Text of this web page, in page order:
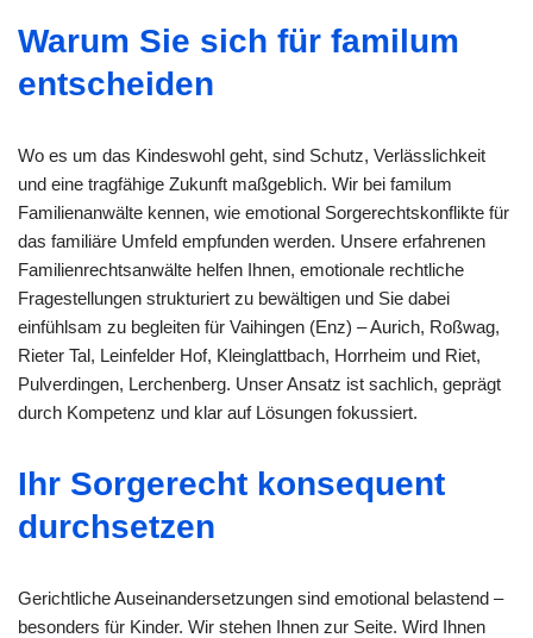
Warum Sie sich für familum
entscheiden
Wo es um das Kindeswohl geht, sind Schutz, Verlässlichkeit
und eine tragfähige Zukunft maßgeblich. Wir bei familum
Familienanwälte kennen, wie emotional Sorgerechtskonflikte für
das familiäre Umfeld empfunden werden. Unsere erfahrenen
Familienrechtsanwälte helfen Ihnen, emotionale rechtliche
Fragestellungen strukturiert zu bewältigen und Sie dabei
einfühlsam zu begleiten für Vaihingen (Enz) – Aurich, Roßwag,
Rieter Tal, Leinfelder Hof, Kleinglattbach, Horrheim und Riet,
Pulverdingen, Lerchenberg. Unser Ansatz ist sachlich, geprägt
durch Kompetenz und klar auf Lösungen fokussiert.
Ihr Sorgerecht konsequent
durchsetzen
Gerichtliche Auseinandersetzungen sind emotional belastend –
besonders für Kinder. Wir stehen Ihnen zur Seite. Wird Ihnen